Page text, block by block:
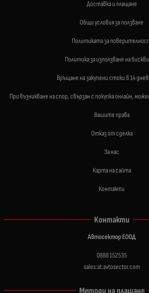
Доставка и плащане
Общи условия за ползване
Политиката за
Политика за използване на
Връщане на закупени стоки в 14
При възникване на спор, свързан с покупка онлайн,
Вашите права
Отказ от сделка
За нас
Карта на сайта
Контакти
Контакти
Автосектор ЕООД
0888 152535
sales:at:avtosector.com
Методи на плащане